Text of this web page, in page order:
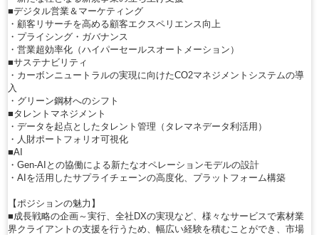
■デジタル営業＆マーケティング
・顧客リサーチを高める顧客エクスペリエンス向上
・プライシング・ガバナンス
・営業超効率化（ハイパーセールスオートメーション）
■サステナビリティ
・カーボンニュートラルの実現に向けたCO2マネジメントシステムの導
入
・グリーン鋼材へのシフト
■タレントマネジメント
・データを起点としたタレント管理（タレマネデータ利活用）
・人財ポートフォリオ可視化
■AI
・Gen-AIとの協働による新たなオペレーションモデルの設計
・AIを活用したサプライチェーンの高度化、プラットフォーム構築
【ポジションの魅力】
■成長戦略の企画～実行、全社DXの実現など、様々なサービスで素材業
界クライアントの支援を行うため、幅広い経験を積むことができ、市場